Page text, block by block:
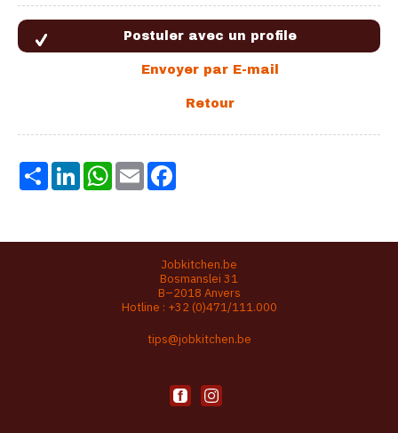
Share LinkedInWhatsApp
Email
Jobkitchen.be
Bosmanslei 31
B–2018 Anvers
Hotline : +32 (0)471/111.000
tips@jobkitchen.be